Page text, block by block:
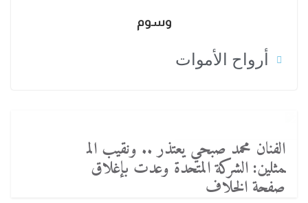
وسوم
أرواح الأموات
الفنان محمد صبحي يعتذر .. ونقيب الم
مثلين: الشركة المتحدة وعدت بإغلاق
صفحة الخلاف